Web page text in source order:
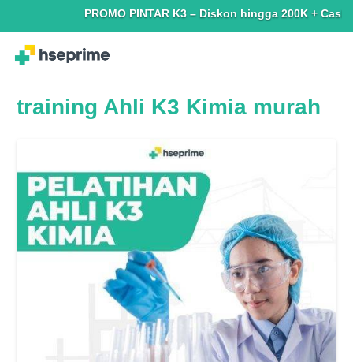
PROMO PINTAR K3 – Diskon hingga 200K +
training Ahli K3 Kimia murah